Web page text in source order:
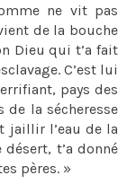
ne vit pas
de la bouche
Dieu qui t’a fait
C’est lui
pays des
la sécheresse
jaillir l’eau de la
t’a donné
pères. »